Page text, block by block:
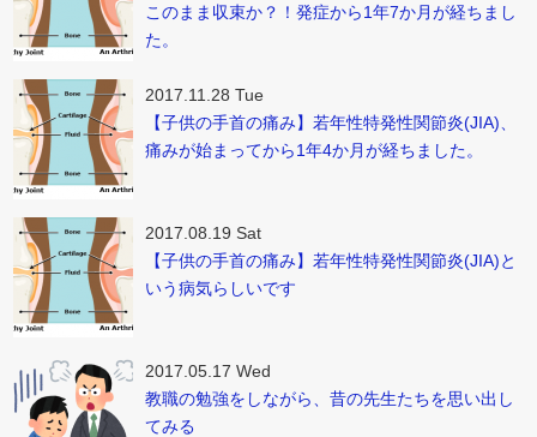
このまま収束か？！発症から1年7か月が経ちまし
た。
2017.11.28 Tue
【子供の手首の痛み】若年性特発性関節炎(JIA)、
痛みが始まってから1年4か月が経ちました。
2017.08.19 Sat
【子供の手首の痛み】若年性特発性関節炎(JIA)と
いう病気らしいです
2017.05.17 Wed
教職の勉強をしながら、昔の先生たちを思い出し
てみる